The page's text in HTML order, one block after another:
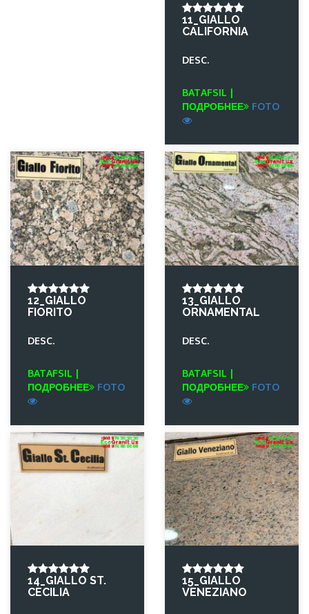
11_GIALLO
CALIFORNIA
DESC.
BATAFSIL |
ПОДРОБНЕЕ
FOTO
12_GIALLO
FIORITO
DESC.
BATAFSIL |
ПОДРОБНЕЕ
FOTO
13_GIALLO
ORNAMENTAL
DESC.
BATAFSIL |
ПОДРОБНЕЕ
FOTO
14_GIALLO ST.
CECILIA
15_GIALLO
VENEZIANO